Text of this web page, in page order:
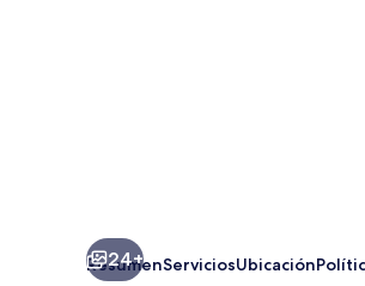
24+
ResumenServiciosUbicación